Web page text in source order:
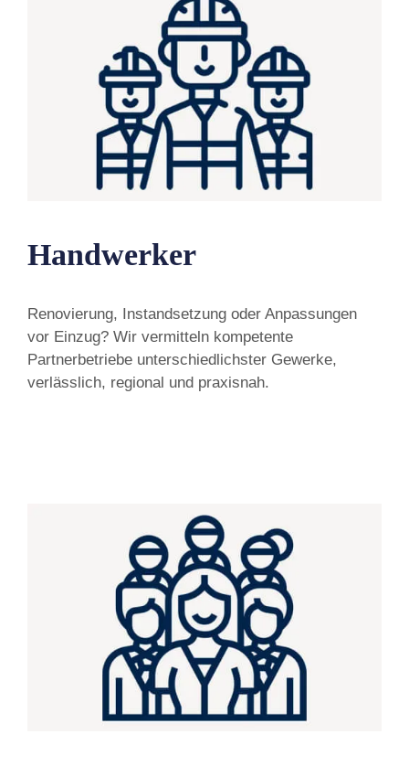
Handwerker
Renovierung, Instandsetzung oder Anpassungen
vor Einzug? Wir vermitteln kompetente
Partnerbetriebe unterschiedlichster Gewerke,
verlässlich, regional und praxisnah.